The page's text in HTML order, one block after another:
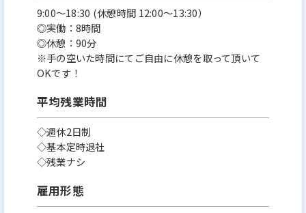
9:00～18:30 (休憩時間 12:00～13:30）
◎実働：8時間
◎休憩：90分
※手の空いた時間にてご自由に休憩を取って頂いて
OKです！
平均残業時間
◇週休2日制
◇基本定時退社
◇残業ナシ
雇用形態